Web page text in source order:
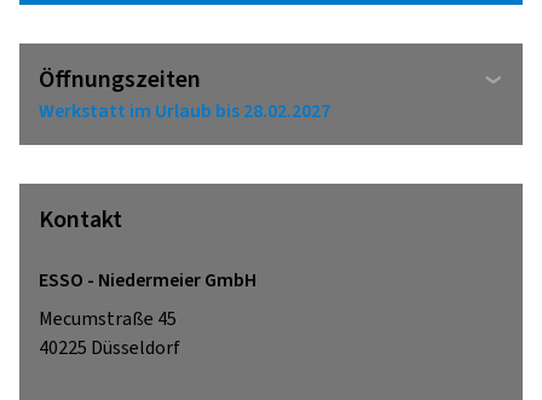
Öffnungszeiten
Werkstatt im Urlaub bis 28.02.2027
Kontakt
ESSO - Niedermeier GmbH
Mecumstraße 45
40225 Düsseldorf